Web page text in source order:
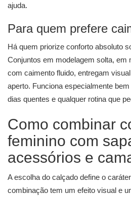
ajuda.
Para quem prefere
Há quem priorize conforto absoluto
Conjuntos em modelagem solta, em
com caimento fluido, entregam
aperto. Funciona especialmente
dias quentes e qualquer rotina que
Como combinar
feminino com
acessórios e
A escolha do calçado define o
combinação tem um efeito visual e